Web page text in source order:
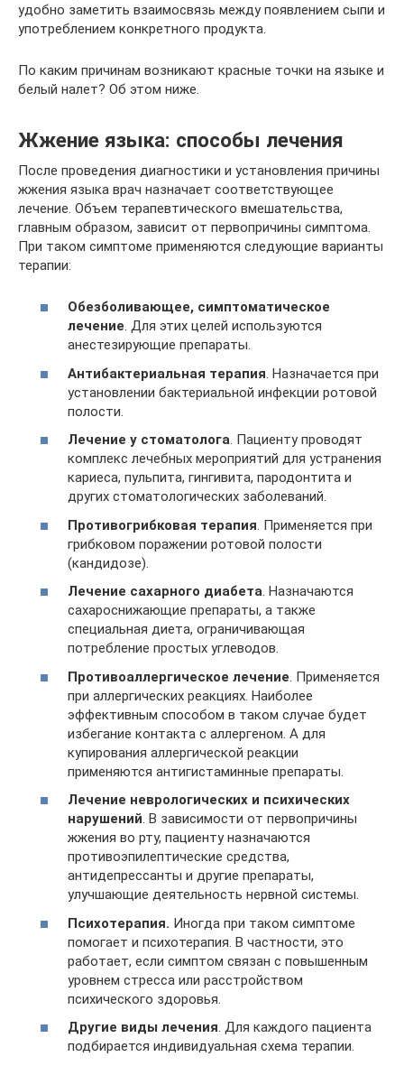
удобно заметить взаимосвязь между появлением сыпи и
употреблением конкретного продукта.
По каким причинам возникают красные точки на языке и
белый налет? Об этом ниже.
Жжение языка: способы лечения
После проведения диагностики и установления причины
жжения языка врач назначает соответствующее
лечение. Объем терапевтического вмешательства,
главным образом, зависит от первопричины симптома.
При таком симптоме применяются следующие варианты
терапии:
Обезболивающее, симптоматическое
лечение. Для этих целей используются
анестезирующие препараты.
Антибактериальная терапия . Назначается при
установлении бактериальной инфекции ротовой
полости.
Лечение у стоматолога. Пациенту проводят
комплекс лечебных мероприятий для устранения
кариеса, пульпита, гингивита, пародонтита и
других стоматологических заболеваний.
Противогрибковая терапия . Применяется при
грибковом поражении ротовой полости
(кандидозе).
Лечение сахарного диабета. Назначаются
сахароснижающие препараты, а также
специальная диета, ограничивающая
потребление простых углеводов.
Противоаллергическое лечение . Применяется
при аллергических реакциях. Наиболее
эффективным способом в таком случае будет
избегание контакта с аллергеном. А для
купирования аллергической реакции
применяются антигистаминные препараты.
Лечение неврологических и психических
нарушений. В зависимости от первопричины
жжения во рту, пациенту назначаются
противоэпилептические средства,
антидепрессанты и другие препараты,
улучшающие деятельность нервной системы.
Психотерапия. Иногда при таком симптоме
помогает и психотерапия. В частности, это
работает, если симптом связан с повышенным
уровнем стресса или расстройством
психического здоровья.
Другие виды лечения. Для каждого пациента
подбирается индивидуальная схема терапии.